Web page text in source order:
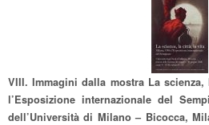
VIII. Immagini dalla mostra La
l’Esposizione internazionale del
dell’Università di Milano – Bicocca,